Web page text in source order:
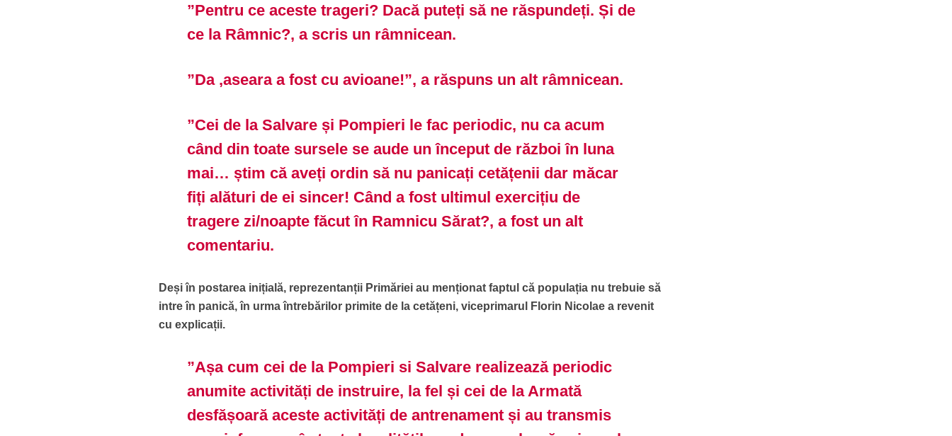
”Pentru ce aceste trageri? Dacă puteți să ne răspundeți. Și de
ce la Râmnic?, a scris un râmnicean.
”Da ,aseara a fost cu avioane!”, a răspuns un alt râmnicean.
”Cei de la Salvare și Pompieri le fac periodic, nu ca acum
când din toate sursele se aude un început de război în luna
mai… știm că aveți ordin să nu panicați cetățenii dar măcar
fiți alături de ei sincer! Când a fost ultimul exercițiu de
tragere zi/noapte făcut în Ramnicu Sărat?, a fost un alt
comentariu.
Deși în postarea inițială, reprezentanții Primăriei au menționat faptul că populația nu trebuie să
intre în panică, în urma întrebărilor primite de la cetățeni, viceprimarul Florin Nicolae a revenit
cu explicații.
”Așa cum cei de la Pompieri si Salvare realizează periodic
anumite activități de instruire, la fel și cei de la Armată
desfășoară aceste activități de antrenament și au transmis